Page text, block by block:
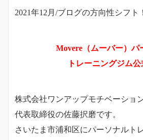
2021年12月/ブログの方向性シフト
Movere（ムーバー）パ
トレーニングジム
株式会社ワンアップモチベーショ
代表取締役の佐藤択磨です。
さいたま市浦和区にパーソナルト